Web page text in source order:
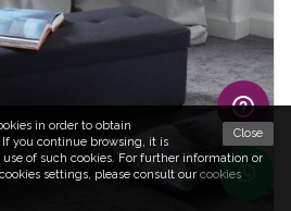
Close
in order to obtain
you continue browsing, it is
of such cookies. For further information or
settings, please consult our cookies